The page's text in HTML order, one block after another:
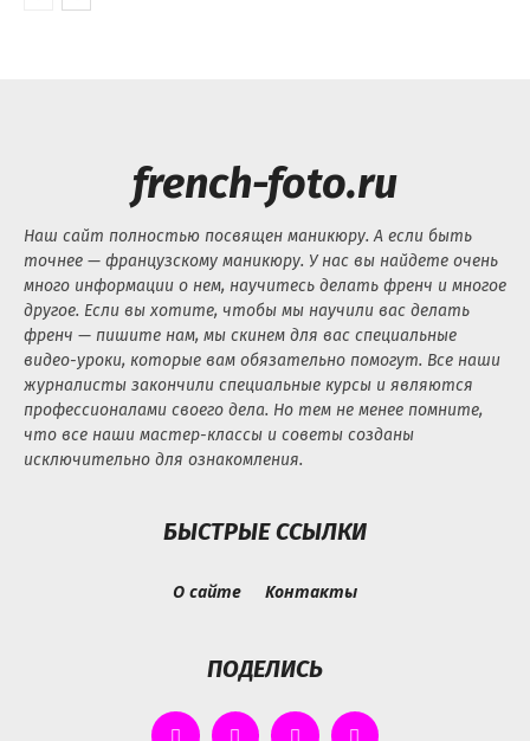
french-foto.ru
Наш сайт полностью посвящен маникюру. А если быть
точнее — французскому маникюру. У нас вы найдете очень
много информации о нем, научитесь делать френч и многое
другое. Если вы хотите, чтобы мы научили вас делать
френч — пишите нам, мы скинем для вас специальные
видео-уроки, которые вам обязательно помогут. Все наши
журналисты закончили специальные курсы и являются
профессионалами своего дела. Но тем не менее помните,
что все наши мастер-классы и советы созданы
исключительно для ознакомления.
БЫСТРЫЕ ССЫЛКИ
О сайте Контакты
ПОДЕЛИСЬ